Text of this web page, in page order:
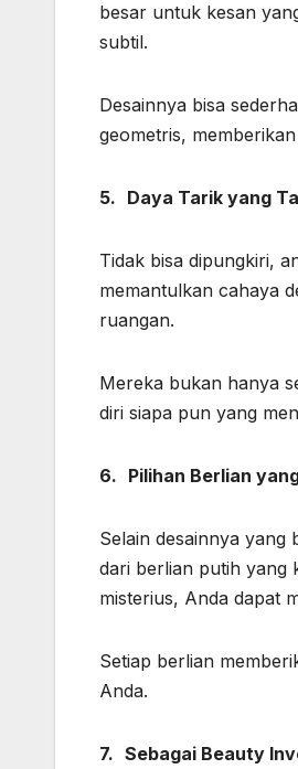
besar untuk kesan
subtil.
Desainnya bisa
geometris,
5. Daya Tarik yang
Tidak bisa dipungkiri,
memantulkan cahaya
ruangan.
Mereka bukan hanya
diri siapa pun yang
6. Pilihan Berlian
Selain desainnya
dari berlian putih yang
misterius, Anda dapat
Setiap berlian
Anda.
7. Sebagai Beauty